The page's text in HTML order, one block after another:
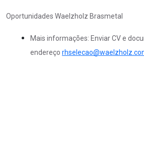
Oportunidades Waelzholz Brasmetal
Mais informações: Enviar CV e
endereço